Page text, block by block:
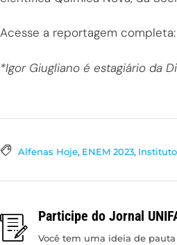
Acesse a reportagem completa:
*Igor Giugliano é estagiário da
Alfenas Hoje, ENEM 2023,
Participe do Jornal
Você tem uma ideia de